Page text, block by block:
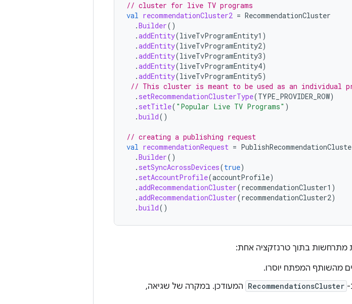
// cluster for live TV programs
val recommendationCluster2 = RecommendationCluster
.Builder()
.addEntity(liveTvProgramEntity1 )
.addEntity(liveTvProgramEntity2)
.addEntity(liveTvProgramEntity3)
.addEntity(liveTvProgramEntity4)
.addEntity(liveTvProgramEntity5)
// This cluster is meant to be used as an individual
. setRecommendationClusterType(TYPE_PROVIDER_ROW)
. setTitle( "Popular Live TV Programs" )
.build()
// creating a publishing request
val recommendationRequest =
.Builder()
. setSyncAcrossDevices(true)
. setAccountProfile(accountProfile)
.addRecommendationCluster(recommendationCluster1 )
.addRecommendationCluster(recommendationCluster2)
.build()
בתוך טרנזקציה אחת:
מהשותף המפתח יוסרו.
RecommendationsCluster המעודכן. במקרה של שגיאה,